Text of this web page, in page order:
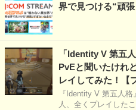
界で見つける“頑
「Identity V 第五
PvEと聞いたけれ
レイしてみた！【
『Identity V 第五人
人、全くプレイした